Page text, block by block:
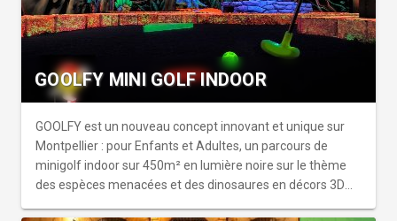
apporter un massage en profondeur adapté à vos
besoins. On vous accueille dans un espace chaleureux,
intimiste et calme dédié au bien-être pour vous
reconnecter à votre corps. Massages en duo entre amis,
famille, et même avec la belle maman ! Soyez acteur de
votre bien-être, retrouvez une détente musculaire et
apaiser le mental grâce au massage. Vous pouvez
également offrir des massages toute l'année !
GOOLFY MINI GOLF INDOOR
GOOLFY est un nouveau concept innovant et unique sur
Montpellier : pour Enfants et Adultes, un parcours de
minigolf indoor sur 450m² en lumière noire sur le thème
des espèces menacées et des dinosaures en décors 3D